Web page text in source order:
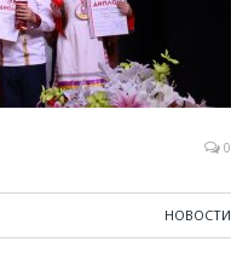
0
НОВОСТИ